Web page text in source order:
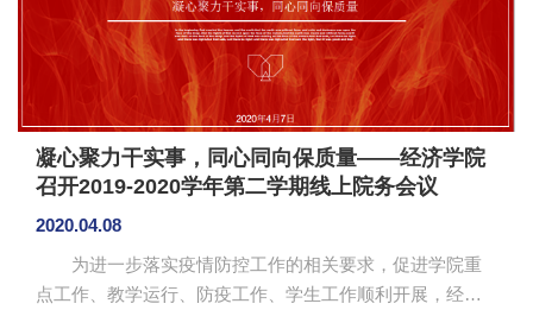
看中国共产党领导...
凝心聚力干实事，同心同向保质量——经济学院
召开2019-2020学年第二学期线上院务会议
2020.04.08
为进一步落实疫情防控工作的相关要求，促进学院重
点工作、教学运行、防疫工作、学生工作顺利开展，经济